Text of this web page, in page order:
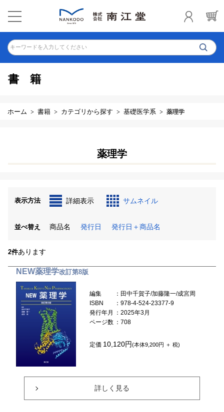
キーワードを入力してください
書籍
ホーム 書籍 カテゴリから探す 基礎医学系 薬理学
薬理学
表示方法 詳細表示 サムネイル
並べ替え 商品名 発行日 発行日＋商品名
2件あります
NEW薬理学改訂第8版
編集
：田中千賀子/加藤隆一/成宮周
ISBN
：978-4-524-23377-9
発行年月
：2025年3月
ページ数 ：708
定価 10,120円(本体9,200円 ＋ 税)
詳しく見る